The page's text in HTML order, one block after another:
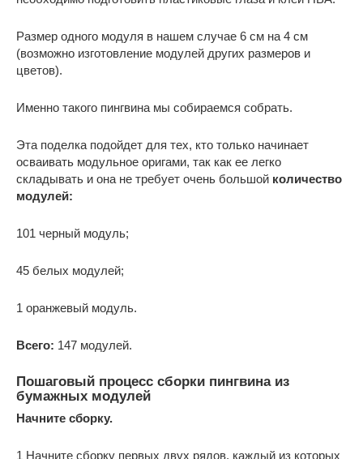
Размер одного модуля в нашем случае 6 см на 4 см
(возможно изготовление модулей других размеров и
цветов).
Именно такого пингвина мы собираемся собрать.
Эта поделка подойдет для тех, кто только начинает
осваивать модульное оригами, так как ее легко
складывать и она не требует очень большой количество
модулей:
101 черный модуль;
45 белых модулей;
1 оранжевый модуль.
Всего: 147 модулей.
Пошаговый процесс сборки пингвина из
бумажных модулей
Начните сборку.
1 Начните сборку первых двух рядов, каждый из которых